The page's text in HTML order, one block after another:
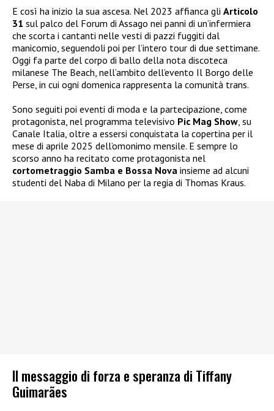
E così ha inizio la sua ascesa. Nel 2023 affianca gli Articolo
31 sul palco del Forum di Assago nei panni di un’infermiera
che scorta i cantanti nelle vesti di pazzi fuggiti dal
manicomio, seguendoli poi per l’intero tour di due settimane.
Oggi fa parte del corpo di ballo della nota discoteca
milanese The Beach, nell’ambito dell’evento Il Borgo delle
Perse, in cui ogni domenica rappresenta la comunità trans.
Sono seguiti poi eventi di moda e la partecipazione, come
protagonista, nel programma televisivo Pic Mag Show, su
Canale Italia, oltre a essersi conquistata la copertina per il
mese di aprile 2025 dell’omonimo mensile. E sempre lo
scorso anno ha recitato come protagonista nel
cortometraggio Samba e Bossa Nova insieme ad alcuni
studenti del Naba di Milano per la regia di Thomas Kraus.
Il messaggio di forza e speranza di Tiffany
Guimarães